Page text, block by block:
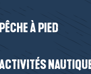
PÊCHE À PIED